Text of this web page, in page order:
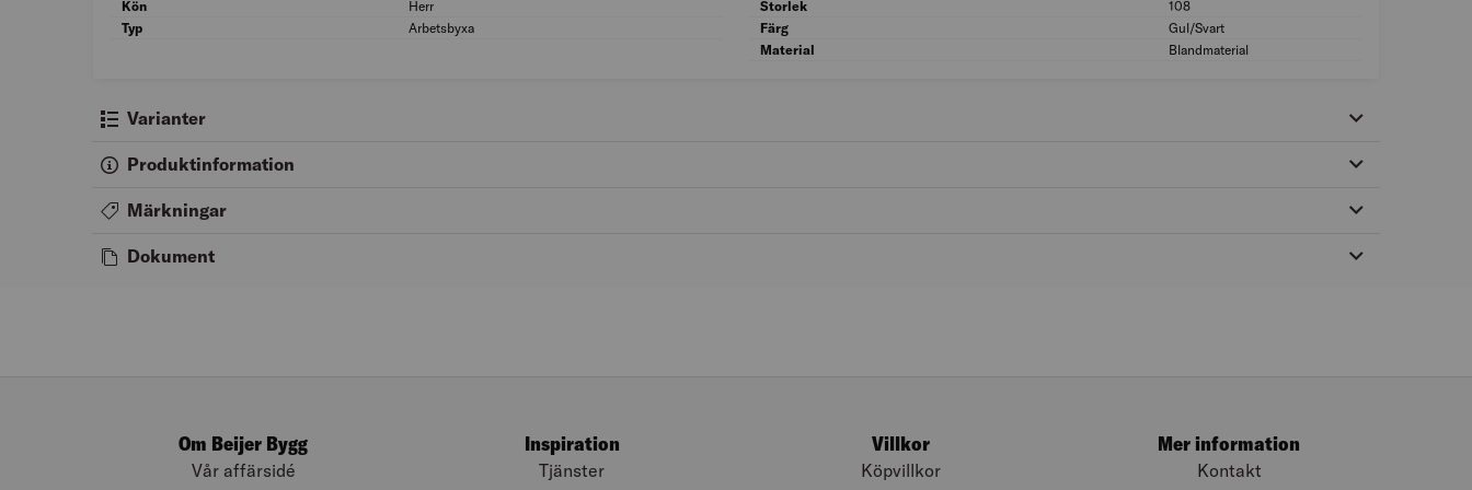
Kön
Herr
Kön: Herr
Typ
Arbetsbyxa Typ: Arbetsbyxa
Storlek
108
Färg
Gul/Svart
Material
Blandmaterial
Varianter
Produktinformation
Märkningar
Dokument
Om Beijer Bygg
Vår affärsidé
Inspiration
Tjänster
Villkor
Köpvillkor
Mer information
Kontakt